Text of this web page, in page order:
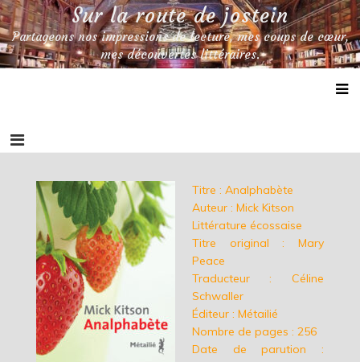
Skip
to
content
Sur la route de jostein
Partageons nos impressions de lecture, mes coups de cœur,
mes découvertes littéraires.
Titre : Analphabète
Auteur : Mick Kitson
Littérature écossaise
Titre original : Mary
Peace
Traducteur : Céline
Schwaller
Éditeur : Métailié
Nombre de pages : 256
Date de parution :